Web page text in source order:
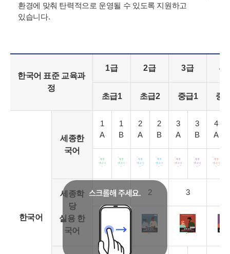
환경에 맞춰 탄력적으로 운영될 수 있도록 지원하고
있습니다.
한국어 표준 교육과
정
1급 2급 3급 4
초급1 초급2 중급1 중
한국어
세종한
국어
1
A
1
B
2
A
2
B
3
A
3
B
4
A
세종학
당
실용 한
국어
1 2 3